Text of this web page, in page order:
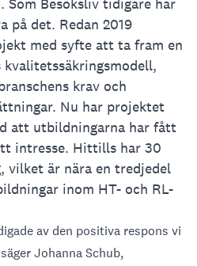
Som Besöksliv tidigare har
på det. Redan 2019
med syfte att ta fram en
krav och
Nu har projektet
att utbildningarna har fått
intresse. Hittills har 30
vilket är nära en tredjedel
inom HT- och RL-
av den positiva respons vi
Johanna Schub,